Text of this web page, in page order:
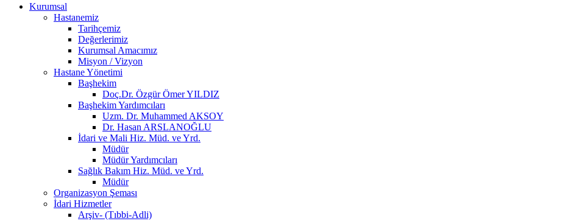
Kurumsal
Hastanemiz
Tarihçemiz
Değerlerimiz
Kurumsal Amacımız
Misyon / Vizyon
Hastane Yönetimi
Başhekim
Doç.Dr. Özgür Ömer YILDIZ
Başhekim Yardımcıları
Uzm. Dr. Muhammed AKSOY
Dr. Hasan ARSLANOĞLU
İdari ve Mali Hiz. Müd. ve Yrd.
Müdür
Müdür Yardımcıları
Sağlık Bakım Hiz. Müd. ve Yrd.
Müdür
Organizasyon Şeması
İdari Hizmetler
Arşiv- (Tıbbi-Adli)